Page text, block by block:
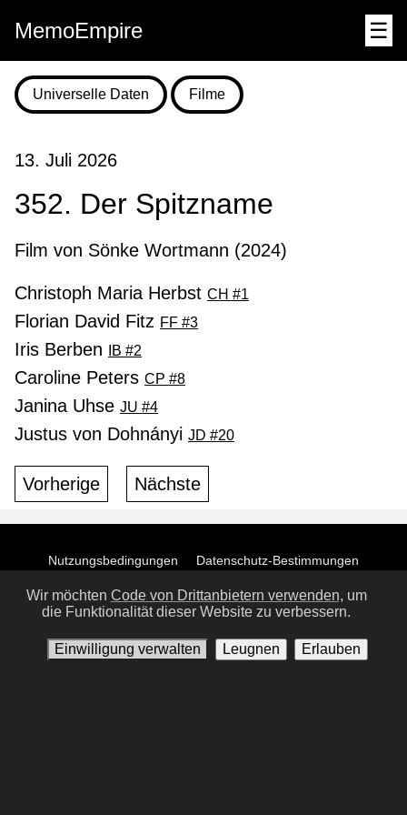
MemoEmpire ☰
Universelle Daten Filme
13. Juli 2026
352. Der Spitzname
Film von Sönke Wortmann (2024)
Christoph Maria Herbst CH #1
Florian David Fitz FF #3
Iris Berben IB #2
Caroline Peters CP #8
Janina Uhse JU #4
Justus von Dohnányi JD #20
Vorherige Nächste
Nutzungsbedingungen
Datenschutz-Bestimmungen
Kontaktiere uns
Einwilligung verwalten
Wir möchten Code von Drittanbietern verwenden, um
die Funktionalität dieser Website zu verbessern.
Einwilligung verwalten Leugnen Erlauben